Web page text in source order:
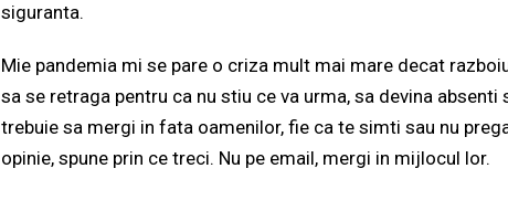
siguranta.
Mie pandemia mi se pare o criza mult mai mare decat
sa se retraga pentru ca nu stiu ce va urma, sa devina
trebuie sa mergi in fata oamenilor, fie ca te simti sau nu
opinie, spune prin ce treci. Nu pe email, mergi in mijlocul lor.